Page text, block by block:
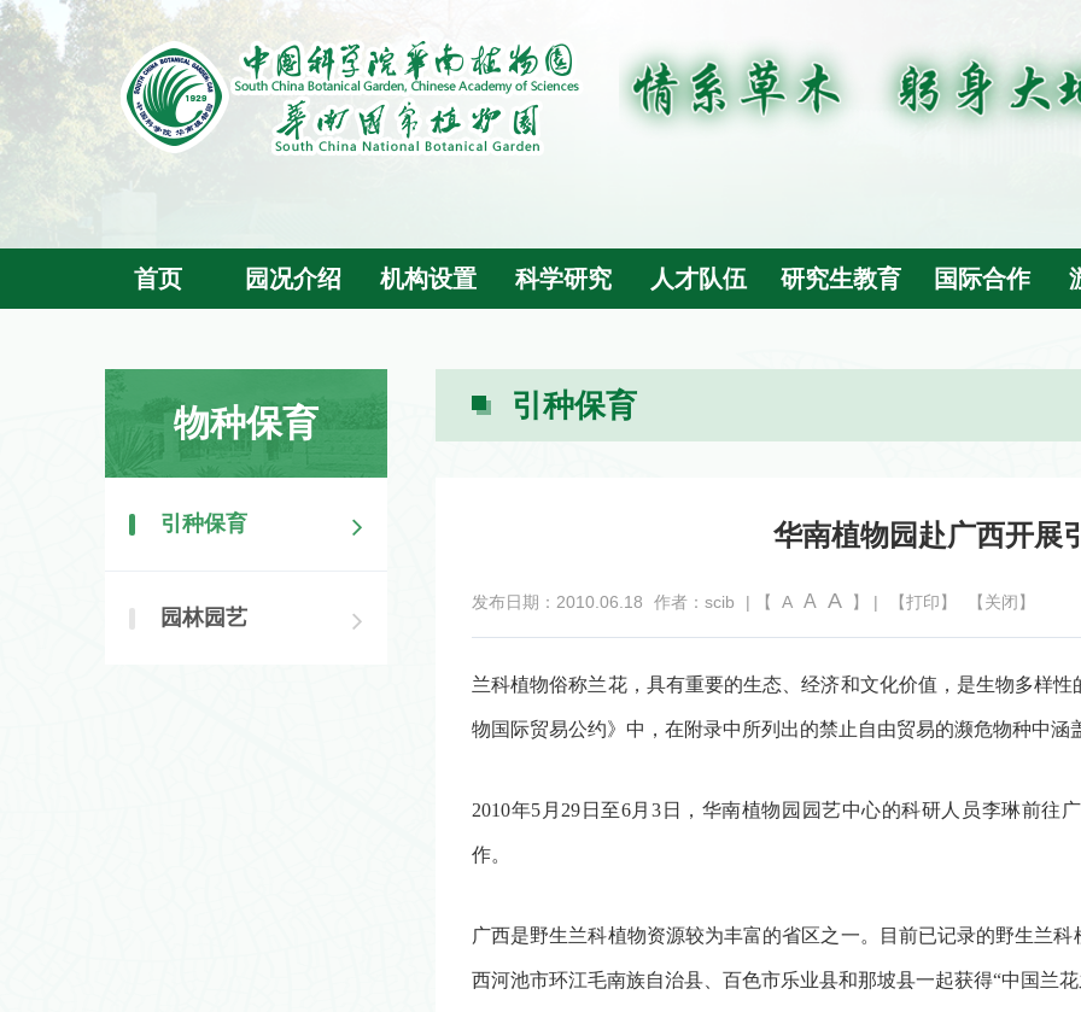
首页 园况介绍 机构设置 科学研究 人才队伍 研究生教育 国际合作
物种保育
引种保育
园林园艺
引种保育
华南植物园赴广西开展
发布日期：2010.06.18 作者：scib | 【 A A A 】 | 【打印】 【关闭】
兰科植物俗称兰花，具有重要的生态、经济和文化价值，是生物多样
物国际贸易公约》中，在附录中所列出的禁止自由贸易的濒危物种中涵
2010年5月29日至6月3日，华南植物园园艺中心的科研人员李琳前往
作。
广西是野生兰科植物资源较为丰富的省区之一。目前已记录的野生兰科
西河池市环江毛南族自治县、百色市乐业县和那坡县一起获得“中国兰